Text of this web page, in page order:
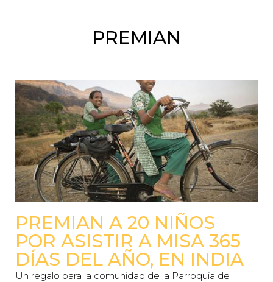
PREMIAN
PREMIAN A 20 NIÑOS
POR ASISTIR A MISA 365
DÍAS DEL AÑO, EN INDIA
Un regalo para la comunidad de la Parroquia de